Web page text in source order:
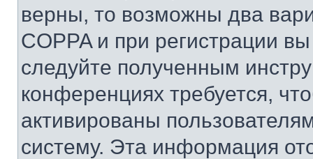
верны, то возможны два
COPPA и при регистрации
следуйте полученным
конференциях требуется,
активированы
систему. Эта информация